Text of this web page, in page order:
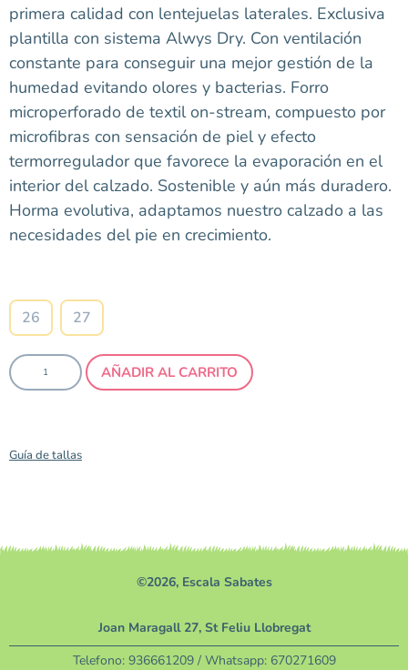
primera calidad con lentejuelas laterales. Exclusiva
plantilla con sistema Alwys Dry. Con ventilación
constante para conseguir una mejor gestión de la
humedad evitando olores y bacterias. Forro
microperforado de textil on-stream, compuesto por
microfibras con sensación de piel y efecto
termorregulador que favorece la evaporación en el
interior del calzado. Sostenible y aún más duradero.
Horma evolutiva, adaptamos nuestro calzado a las
necesidades del pie en crecimiento.
26 27
AÑADIR AL CARRITO
Guía de tallas
©2026, Escala Sabates
Joan Maragall 27, St Feliu Llobregat
Telefono: 936661209/ Whatsapp: 670271609